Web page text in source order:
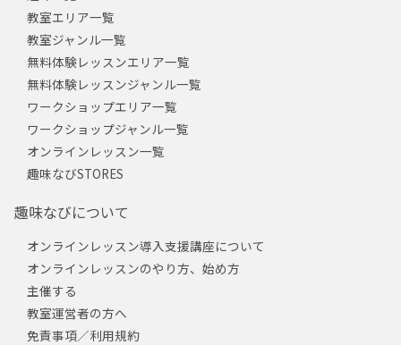
教室エリア一覧
教室ジャンル一覧
無料体験レッスンエリア一覧
無料体験レッスンジャンル一覧
ワークショップエリア一覧
ワークショップジャンル一覧
オンラインレッスン一覧
趣味なびSTORES
趣味なびについて
オンラインレッスン導入支援講座について
オンラインレッスンのやり方、始め方
主催する
教室運営者の方へ
免責事項／利用規約